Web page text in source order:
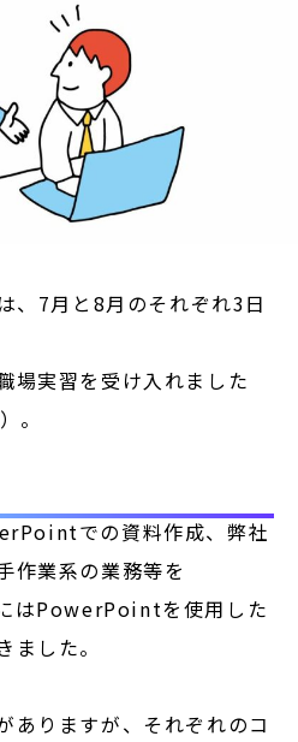
、7月と8月のそれぞれ3日
場実習を受け入れました
。
での資料作成、弊社
作業系の業務等を
はPowerPointを使用した
ました。
ありますが、 それぞれのコ